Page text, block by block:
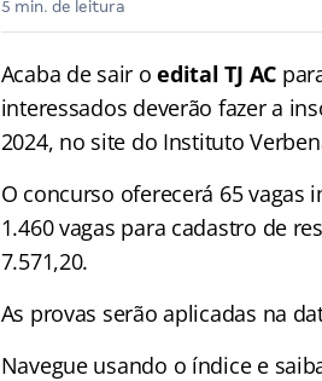
5 min. de leitura
Acaba de sair oedital TJ AC
interessados deverão fazer a
2024, no site do Instituto
O concurso oferecerá 65 vagas
1.460 vagas para cadastro de
7.571,20.
As provas serão aplicadas na
Navegue usando o índice e